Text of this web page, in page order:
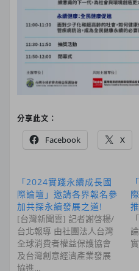
分享此文：
Facebook X
「2024實踐永續成長國
際論壇」邀請各界報名參
加共探永續發展之道!
[台灣新聞雲] 記者謝啓楊/
台北報導 由社團法人台灣
全球消費者權益保護協會
及台灣創意經濟產業發展
協進…